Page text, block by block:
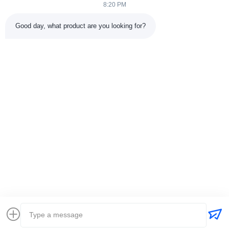
© 2026 Hunan Hentg Power Electric Technology Co., Ltd.. All Rights
8:20 PM
Good day, what product are you looking for?